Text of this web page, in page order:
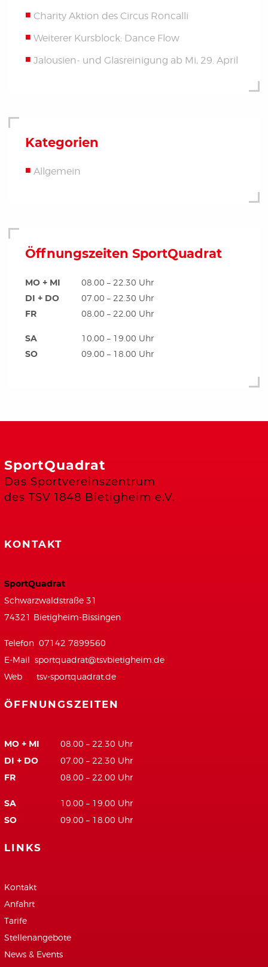
Charity Aktion des Circus Roncalli
Weiterer Kursblock: Dance Flow
Jalousien- und Glasreinigung ab Mi, 29. April
Kategorien
Allgemein
Öffnungszeiten SportQuadrat
MO + MI 08.00 – 22.30 Uhr
DI + DO 07.00 – 22.30 Uhr
FR 08.00 – 22.00 Uhr
SA 10.00 – 19.00 Uhr
SO 09.00 – 18.00 Uhr
SportQuadrat
Das Sportvereinszentrum
des TSV 1848 Bietigheim e.V.
KONTAKT
SportQuadrat
Schwarzwaldstraße 31
74321 Bietigheim-Bissingen
Telefon 07142 7899560
E-Mail sportquadrat@tsvbietigheim.de
Web tsv-sportquadrat.de
ÖFFNUNGSZEITEN
MO + MI 08.00 – 22.30 Uhr
DI + DO 07.00 – 22.30 Uhr
FR 08.00 – 22.00 Uhr
SA 10.00 – 19.00 Uhr
SO 09.00 – 18.00 Uhr
LINKS
Kontakt
Anfahrt
Tarife
Stellenangebote
News & Events